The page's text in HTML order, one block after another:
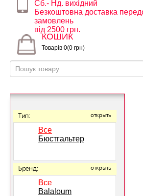
Сб.- Нд. вихідний
Безкоштовна доставка
замовлень
від 2500 грн.
КОШИК
Товарів 0(0 грн)
Тип: открыть
Все
Бюстгальтер
Бренд: открыть
Все
Balaloum